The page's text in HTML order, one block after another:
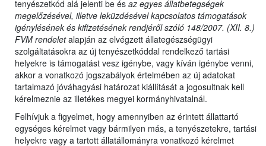
tenyészetkód alá jelenti be és az egyes állatbetegségek
megelőzésével, illetve leküzdésével kapcsolatos támogatások
igénylésének és kifizetésének rendjéről szóló 148/2007. (XII. 8.)
FVM rendeletalapján az elvégzett állategészségügyi
szolgáltatásokra az új tenyészetkóddal rendelkező tartási
helyekre is támogatást vesz igénybe, vagy kíván igénybe venni,
akkor a vonatkozó jogszabályok értelmében az új adatokat
tartalmazó jóváhagyási határozat kiállítását a jogosultnak kell
kérelmeznie az illetékes megyei kormányhivatalnál.
Felhívjuk a figyelmet, hogy amennyiben az érintett állattartó
egységes kérelmet vagy bármilyen más, a tenyészetekre, tartási
helyekre vagy a tartott állatállományra vonatkozó kérelmet